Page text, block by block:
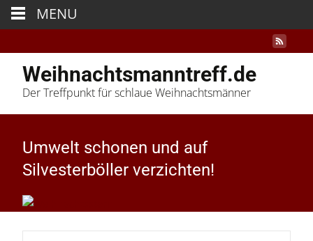
Weihnachtsmanntreff.de
Der Treffpunkt für schlaue Weihnachtsmänner
Umwelt schonen und auf
Silvesterböller verzichten!
MENU